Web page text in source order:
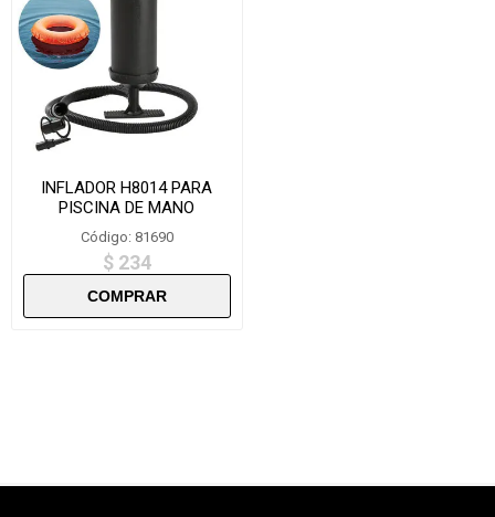
INFLADOR H8014 PARA
PISCINA DE MANO
Código: 81690
$ 234